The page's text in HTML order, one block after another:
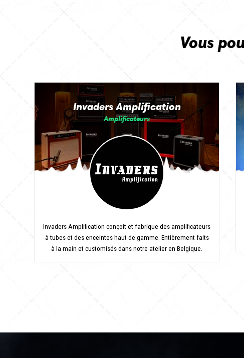
Vous
Invaders Amplification
Amplificateurs
Invaders Amplification conçoit et fabrique des amplificateurs
à tubes et des enceintes haut de gamme. Entièrement faits
à la main et customisés dans notre atelier en Belgique.